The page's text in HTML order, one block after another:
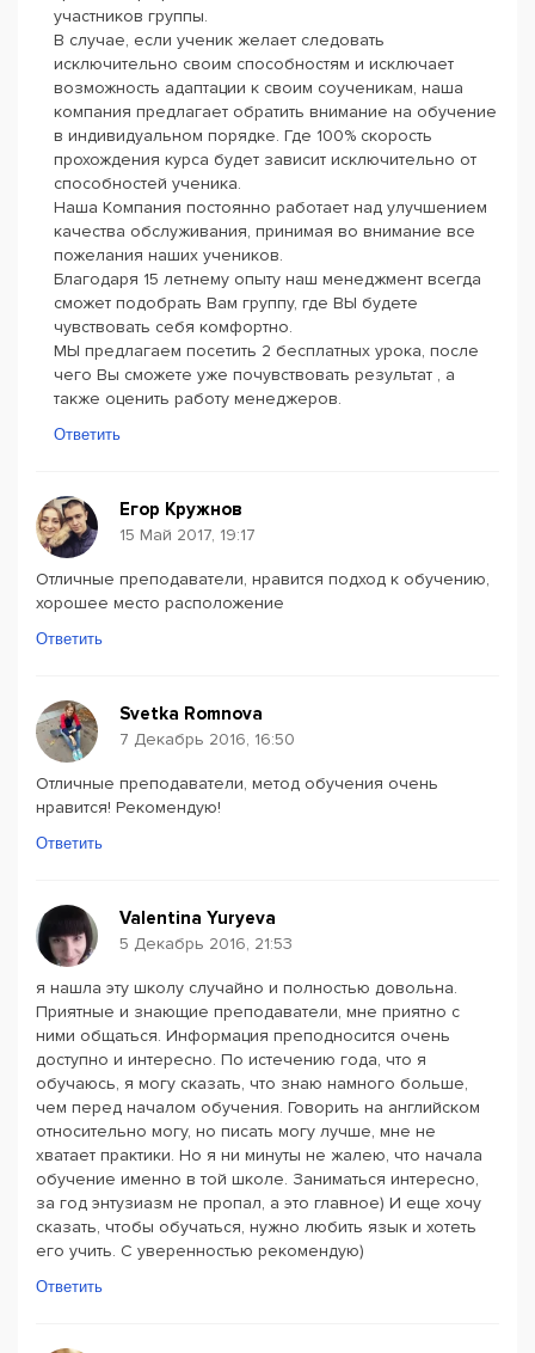
участников группы.
В случае, если ученик желает следовать
исключительно своим способностям и исключает
возможность адаптации к своим соученикам, наша
компания предлагает обратить внимание на обучение
в индивидуальном порядке. Где 100% скорость
прохождения курса будет зависит исключительно от
способностей ученика.
Наша Компания постоянно работает над улучшением
качества обслуживания, принимая во внимание все
пожелания наших учеников.
Благодаря 15 летнему опыту наш менеджмент всегда
сможет подобрать Вам группу, где ВЫ будете
чувствовать себя комфортно.
МЫ предлагаем посетить 2 бесплатных урока, после
чего Вы сможете уже почувствовать результат , а
также оценить работу менеджеров.
Ответить
Егор Кружнов
15 Май 2017, 19:17
Отличные преподаватели, нравится подход к обучению,
хорошее место расположение
Ответить
Svetka Romnova
7 Декабрь 2016, 16:50
Отличные преподаватели, метод обучения очень
нравится! Рекомендую!
Ответить
Valentina Yuryeva
5 Декабрь 2016, 21:53
я нашла эту школу случайно и полностью довольна.
Приятные и знающие преподаватели, мне приятно с
ними общаться. Информация преподносится очень
доступно и интересно. По истечению года, что я
обучаюсь, я могу сказать, что знаю намного больше,
чем перед началом обучения. Говорить на английском
относительно могу, но писать могу лучше, мне не
хватает практики. Но я ни минуты не жалею, что начала
обучение именно в той школе. Заниматься интересно,
за год энтузиазм не пропал, а это главное) И еще хочу
сказать, чтобы обучаться, нужно любить язык и хотеть
его учить. С уверенностью рекомендую)
Ответить